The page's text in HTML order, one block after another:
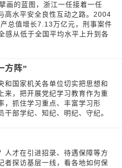
画的蓝图，浙江一任接着一任
高水平安全良性互动之路。2004
总值增长7.13万亿元，刑事案件
感从低于全国平均水平上升到各
方阵”
和国家机关各单位切实把思想和
来，把开展党纪学习教育作为重
，抓住学习重点、丰富学习形
部学纪、知纪、明纪、守纪。
人才在引进招录、待遇保障等方
者探访基层一线，看各地如何保